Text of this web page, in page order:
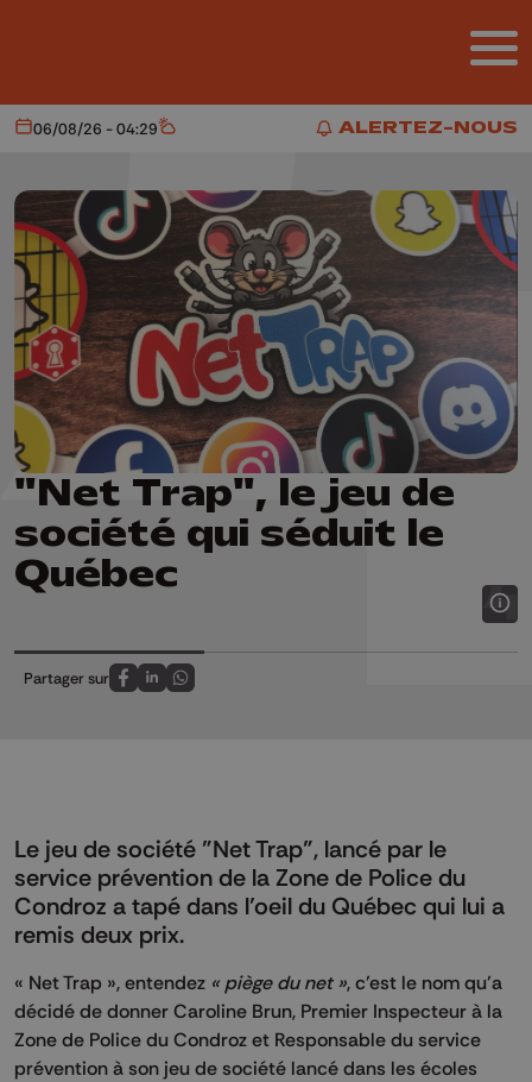
ALERTEZ-NOUS
ALERTEZ-NOUS
Aujourd'hui
06/08/26 - 04:29 Météo
"Net Trap", le jeu de
société qui séduit le
Québec
Partager sur
Partagez sur FaceBook
Partagez sur LinkedIn
Partagez sur Whatsapp
Le jeu de société "Net Trap", lancé par le
service prévention de la Zone de Police du
Condroz a tapé dans l’oeil du Québec qui lui a
remis deux prix.
« Net Trap », entendez « piège du net », c’est le nom qu’a
décidé de donner Caroline Brun, Premier Inspecteur à la
Zone de Police du Condroz et Responsable du service
prévention à son jeu de société lancé dans les écoles